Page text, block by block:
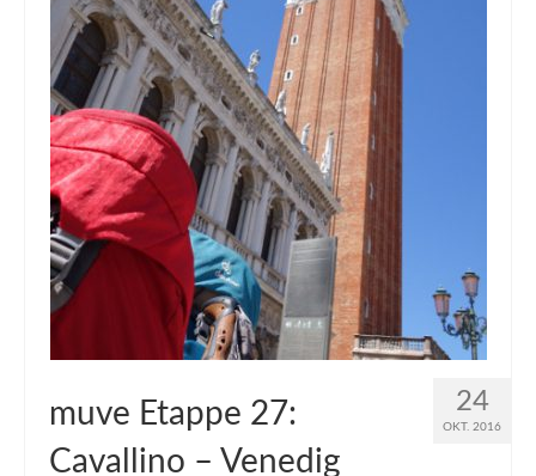
24
OKT. 2016
muve Etappe 27:
Cavallino – Venedig